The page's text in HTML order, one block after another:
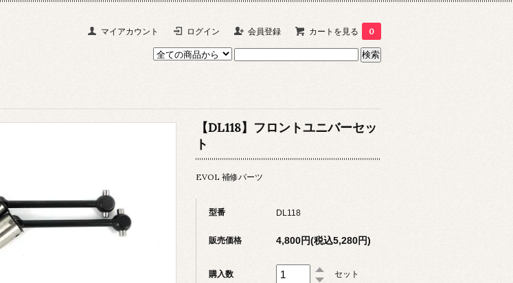
マイアカウント ログイン 会員登録 カートを見る 0
【DL118】フロントユニバーセッ
ト
EVOL 補修パーツ
型番 DL118
販売価格 4,800円(税込5,280円)
購入数 セット